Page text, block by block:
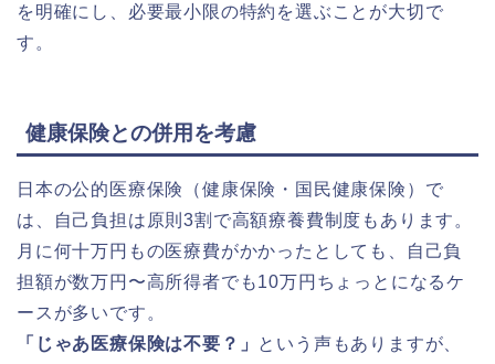
を明確にし、必要最小限の特約を選ぶことが大切で
す。
健康保険との併用を考慮
日本の公的医療保険（健康保険・国民健康保険）で
は、自己負担は原則3割で高額療養費制度もあります。
月に何十万円もの医療費がかかったとしても、自己負
担額が数万円〜高所得者でも10万円ちょっとになるケ
ースが多いです。
「じゃあ医療保険は不要？」 という声もありますが、